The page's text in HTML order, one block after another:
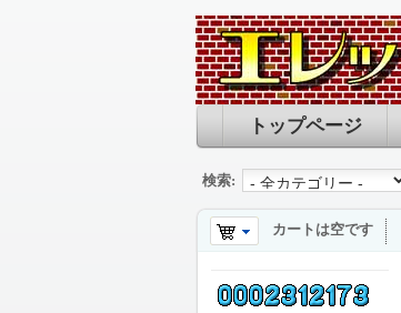
トップページ
検索:
カートは空です